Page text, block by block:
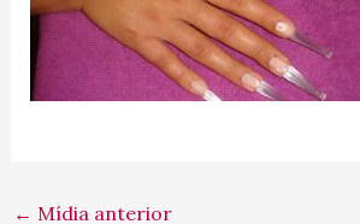
← Mídia anterior